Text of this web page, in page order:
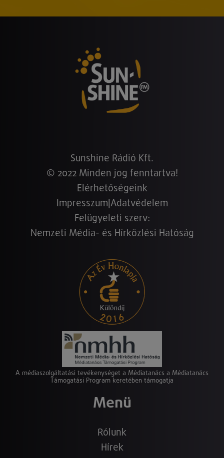
Sunshine Rádió Kft.
© 2022 Minden jog fenntartva!
Elérhetőségeink
Impresszum Adatvédelem
Felügyeleti szerv:
Nemzeti Média- és Hírközlési Hatóság
A médiaszolgáltatási tevékenységet a Médiatanács a Médiatanács
Támogatási Program keretében támogatja
Menü
Rólunk
Hírek